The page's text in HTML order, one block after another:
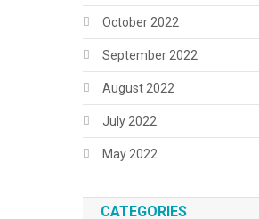
October 2022
September 2022
August 2022
July 2022
May 2022
CATEGORIES